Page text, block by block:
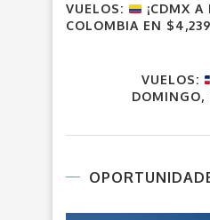
VUELOS:
¡CDMX
COLOMBIA EN
VUELOS:
DOMINGO,